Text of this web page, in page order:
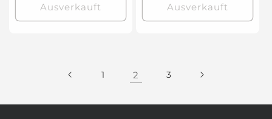
Ausverkauft Ausverkauft
1 2 3